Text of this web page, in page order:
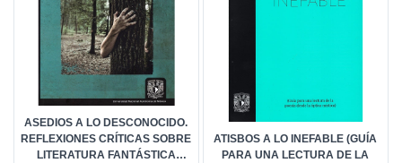
ASEDIOS A LO DESCONOCIDO.
REFLEXIONES CRÍTICAS SOBRE
LITERATURA FANTÁSTICA
ATISBOS A LO INEFABLE (GUÍA
PARA UNA LECTURA DE LA